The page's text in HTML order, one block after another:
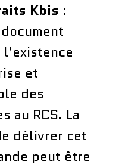
Kbis :
et
des
au RCS. La
délivrer cet
peut être